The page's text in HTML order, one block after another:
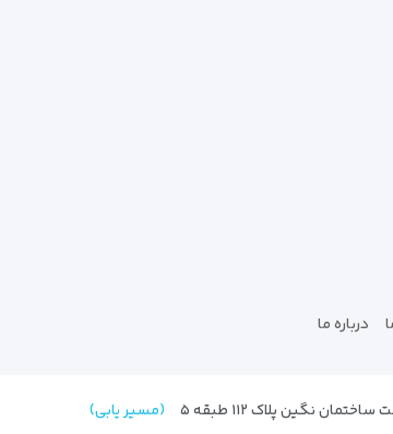
درباره ما
نگین پلاک ۱۱۲ طبقه ۵ (مسیر یابی)